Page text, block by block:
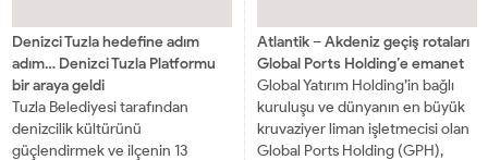
Denizci Tuzla hedefine adım
adım… Denizci Tuzla Platformu
bir araya geldi
Tuzla Belediyesi tarafından
denizcilik kültürünü
güçlendirmek ve ilçenin 13
Atlantik – Akdeniz geçiş rotaları
Global Ports Holding’e emanet
Global Yatırım Holding’in bağlı
kuruluşu ve dünyanın en büyük
kruvaziyer liman işletmecisi olan
Global Ports Holding (GPH),